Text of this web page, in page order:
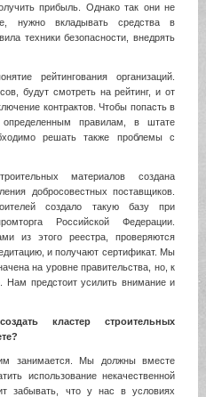
прибыль. Однако так они не
нужно вкладывать средства в
техники безопасности, внедрять
рейтингования организаций.
будут смотреть на рейтинг, и от
контрактов. Чтобы попасть в
определенным правилам, в штате
решать также проблемы с
материалов создана
добросовестных поставщиков.
создало такую базу при
Российской Федерации.
из этого реестра, проверяются
и получают сертификат. Мы
на уровне правительства, но, к
Нам предстоит усилить внимание и
кластер строительных
занимается. Мы должны вместе
использование некачественной
забывать, что у нас в условиях